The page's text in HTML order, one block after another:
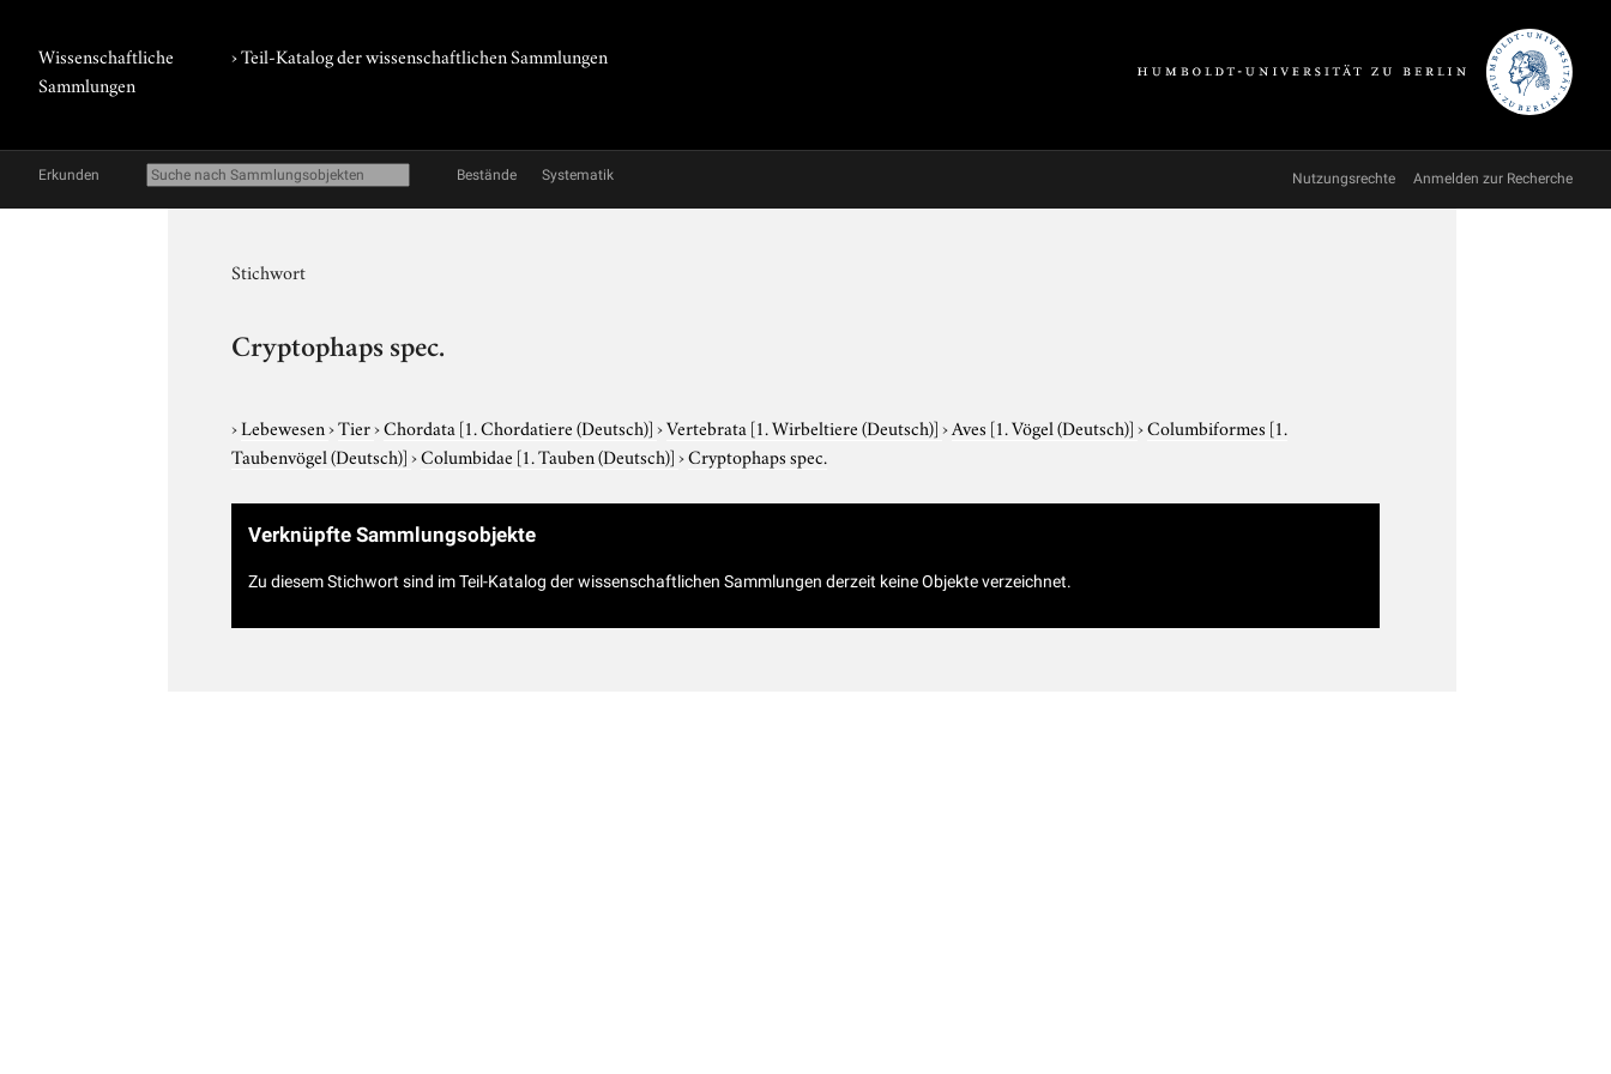
Wissenschaftliche
Sammlungen
› Teil-Katalog der wissenschaftlichen Sammlungen
Erkunden Bestände Systematik Nutzungsrechte Anmelden zur Recherche
Stichwort
Cryptophaps spec.
›Lebewesen›Tier›Chordata [1. Chordatiere (Deutsch)]›Vertebrata [1. Wirbeltiere (Deutsch)]›Aves [1. Vögel (Deutsch)]›Columbiformes [1.
Taubenvögel (Deutsch)]›Columbidae [1. Tauben (Deutsch)]›Cryptophaps spec.
Verknüpfte Sammlungsobjekte
Zu diesem Stichwort sind im Teil-Katalog der wissenschaftlichen Sammlungen derzeit keine Objekte verzeichnet.